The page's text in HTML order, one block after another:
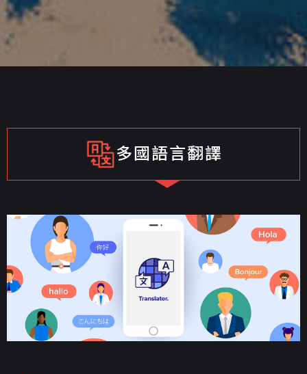
多國語言翻譯